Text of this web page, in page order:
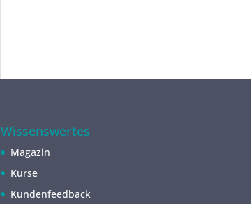
Wissenswertes
Magazin
Kurse
Kundenfeedback